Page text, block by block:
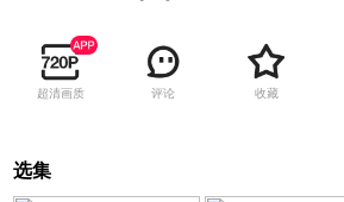
超清画质 评论 收藏
选集